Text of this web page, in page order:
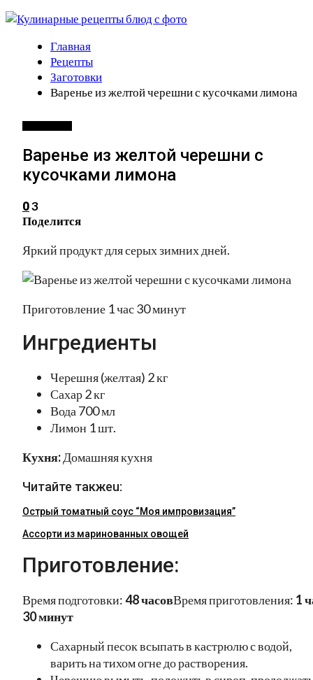
Главная
Рецепты
Заготовки
Варенье из желтой черешни с кусочками лимона
Варенье из желтой черешни с
кусочками лимона
03
Поделится
Яркий продукт для серых зимних дней.
Приготовление 1 час 30 минут
Ингредиенты
Черешня (желтая) 2 кг
Сахар 2 кг
Вода 700 мл
Лимон 1 шт.
Кухня: Домашняя кухня
Читайте такжеu:
Острый томатный соус “Моя импровизация”
Ассорти из маринованных овощей
Приготовление:
Время подготовки:48 часовВремя приготовления: 1
30 минут
Сахарный песок всыпать в кастрюлю с водой,
варить на тихом огне до растворения.